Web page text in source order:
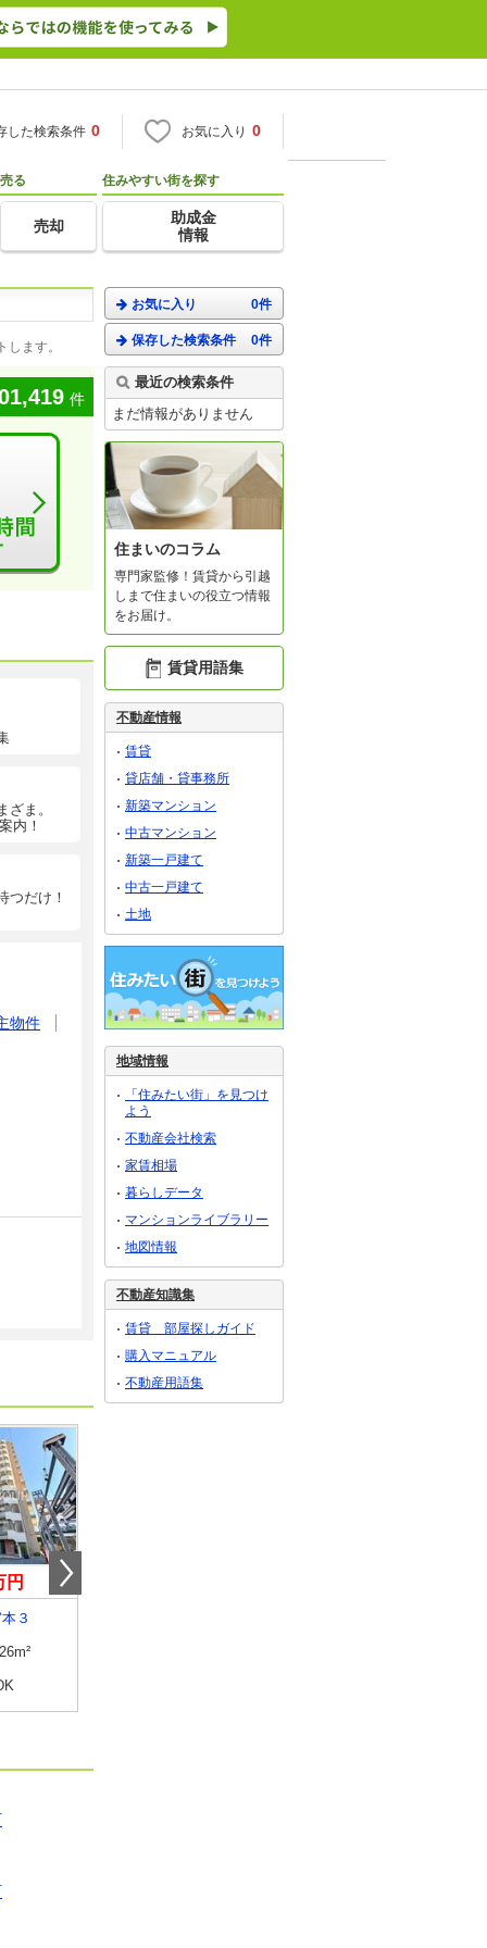
した検索条件 0 お気に入り 0
売る
売却
住みやすい街を探す
助成金
情報
ます。
件
ま。
内！
つだけ！
物件
円
３
お気に入り 0件
保存した検索条件 0件
最近の検索条件
まだ情報がありません
住まいのコラム
専門家監修！賃貸から引越
しまで住まいの役立つ情報
をお届け。
賃貸用語集
不動産情報
賃貸
貸店舗・貸事務所
新築マンション
中古マンション
新築一戸建て
中古一戸建て
土地
地域情報
「住みたい街」を見つけ
よう
不動産会社検索
家賃相場
暮らしデータ
マンションライブラリー
地図情報
不動産知識集
賃貸 部屋探しガイド
購入マニュアル
不動産用語集